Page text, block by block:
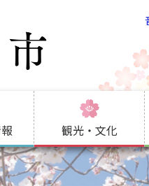
観光・文化